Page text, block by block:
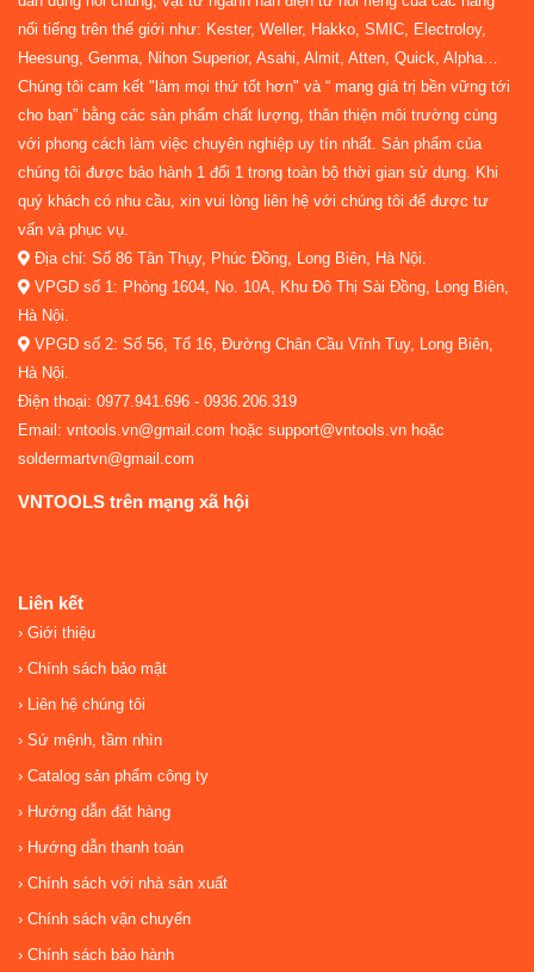
nổi tiếng trên thế giới như: Kester, Weller, Hakko, SMIC, Electroloy,
Heesung, Genma, Nihon Superior, Asahi, Almit, Atten, Quick, Alpha…
Chúng tôi cam kết "làm mọi thứ tốt hơn" và “ mang giá trị bền vững tới
cho bạn” bằng các sản phẩm chất lượng, thân thiện môi trường cùng
với phong cách làm việc chuyên nghiệp uy tín nhất. Sản phẩm của
chúng tôi được bảo hành 1 đổi 1 trong toàn bộ thời gian sử dụng. Khi
quý khách có nhu cầu, xin vui lòng liên hệ với chúng tôi để được tư
vấn và phục vụ.
Địa chỉ: Số 86 Tân Thụy, Phúc Đồng, Long Biên, Hà Nội.
VPGD số 1: Phòng 1604, No. 10A, Khu Đô Thị Sài Đồng, Long Biên,
Hà Nội.
VPGD số 2: Số 56, Tổ 16, Đường Chân Cầu Vĩnh Tuy, Long Biên,
Hà Nội.
Điện thoại: 0977.941.696 - 0936.206.319
Email: vntools.vn@gmail.com hoặc support@vntools.vn hoặc
soldermartvn@gmail.com
VNTOOLS trên mạng xã hội
Liên kết
Giới thiệu
Chính sách bảo mật
Liên hệ chúng tôi
Sứ mệnh, tầm nhìn
Catalog sản phẩm công ty
Hướng dẫn đặt hàng
Hướng dẫn thanh toán
Chính sách với nhà sản xuất
Chính sách vận chuyển
Chính sách bảo hành